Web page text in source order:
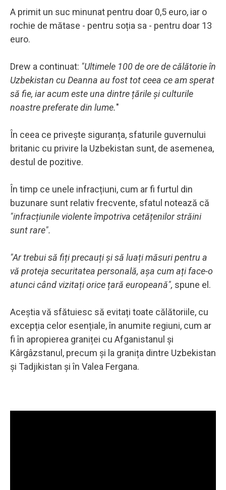
A primit un suc minunat pentru doar 0,5 euro, iar o
rochie de mătase - pentru soția sa - pentru doar 13
euro.
Drew a continuat: "Ultimele 100 de ore de călătorie în
Uzbekistan cu Deanna au fost tot ceea ce am sperat
să fie, iar acum este una dintre țările și culturile
noastre preferate din lume."
În ceea ce privește siguranța, sfaturile guvernului
britanic cu privire la Uzbekistan sunt, de asemenea,
destul de pozitive.
În timp ce unele infracțiuni, cum ar fi furtul din
buzunare sunt relativ frecvente, sfatul notează că
"infracțiunile violente împotriva cetățenilor străini
sunt rare".
"Ar trebui să fiți precauți și să luați măsuri pentru a
vă proteja securitatea personală, așa cum ați face-o
atunci când vizitați orice țară europeană", spune el.
Aceștia vă sfătuiesc să evitați toate călătoriile, cu
excepția celor esențiale, în anumite regiuni, cum ar
fi în apropierea graniței cu Afganistanul și
Kârgâzstanul, precum și la granița dintre Uzbekistan
și Tadjikistan și în Valea Fergana.